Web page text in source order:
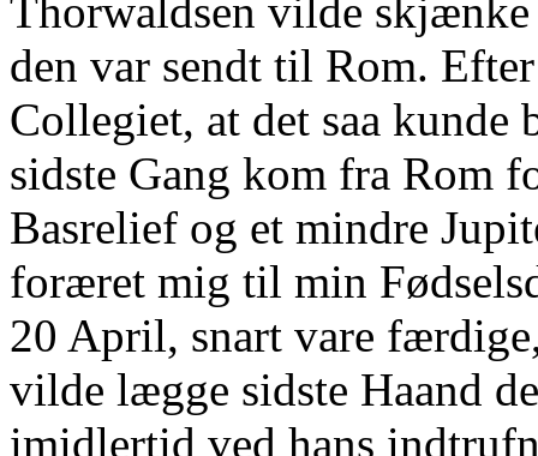
Thorwaldsen vilde
den var sendt til Rom.
Collegiet, at det saa kunde
sidste Gang kom fra Rom
Basrelief og et mindre
foræret mig til min
20 April, snart vare
vilde lægge sidste Haand
imidlertid ved hans